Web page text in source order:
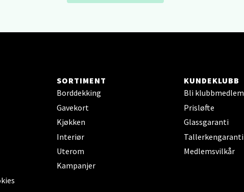
SORTIMENT
Borddekking
Gavekort
Kjøkken
Interiør
Uterom
Kampanjer
KUNDEKLUBB
Bli klubbmedlem
Prisløfte
Glassgaranti
Tallerkengaranti
Medlemsvilkår
Senter Ski
Jernbanesvingen 6, 1400 Ski
Velg